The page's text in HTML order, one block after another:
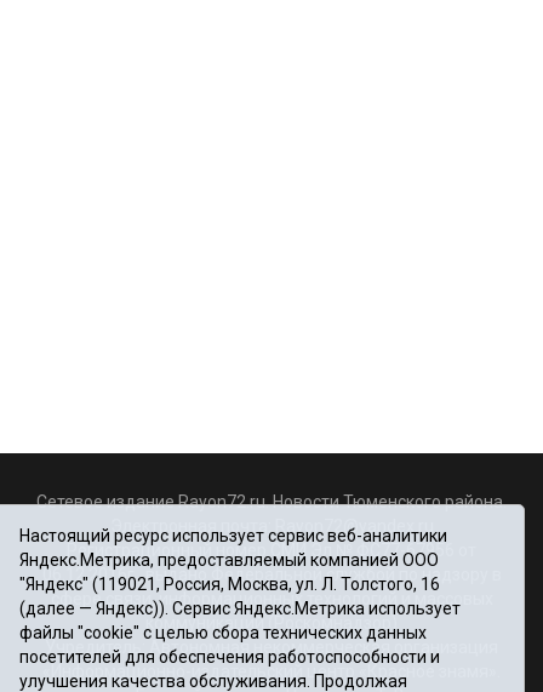
Сетевое издание Rayon72.ru. Новости Тюменского района.
Rayon72@yandex.ru
Регистрационный номер СМИ Эл № ФС77-67956 от
06.12.2016г., выдано Федеральной службой по надзору в
сфере связи, информационных технологий и массовых
коммуникаций (Роскомнадзор)
Учредитель: Автономная некоммерческая организация
«Информационно-издательский центр «Красное знамя».
Настоящий ресурс использует сервис веб-аналитики
Яндекс.Метрика, предоставляемый компанией ООО
"Яндекс" (119021, Россия, Москва, ул. Л. Толстого, 16
(далее — Яндекс)). Сервис Яндекс.Метрика использует
файлы "cookie" с целью сбора технических данных
посетителей для обеспечения работоспособности и
улучшения качества обслуживания. Продолжая